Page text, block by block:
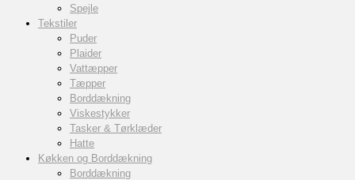
Spejle
Tekstiler
Puder
Plaider
Vattæpper
Tæpper
Borddækning
Viskestykker
Tasker & Tørklæder
Hatte
Køkken og Borddækning
Borddækning